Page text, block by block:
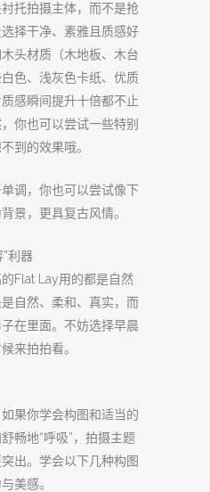
托拍摄主体，而不是抢
择干净、素雅且质感好
头材质（木地板、木台
色、浅灰色卡纸、优质
感瞬间提升十倍都不止
你也可以尝试一些特别
到的效果哦。
调，你也可以尝试像下
景，更具复古风情。
利器
Flat Lay用的都是自然
自然、柔和、真实，而
在里面。不妨选择早晨
来拍拍看。
果你学会构图和适当的
畅地“呼吸”，拍摄主题
出。学会以下几种构图
美感。